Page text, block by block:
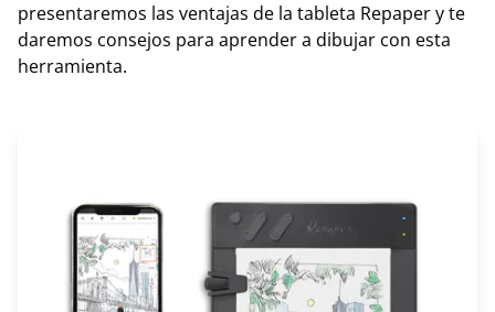
presentaremos las ventajas de la tableta Repaper y te
daremos consejos para aprender a dibujar con esta
herramienta.